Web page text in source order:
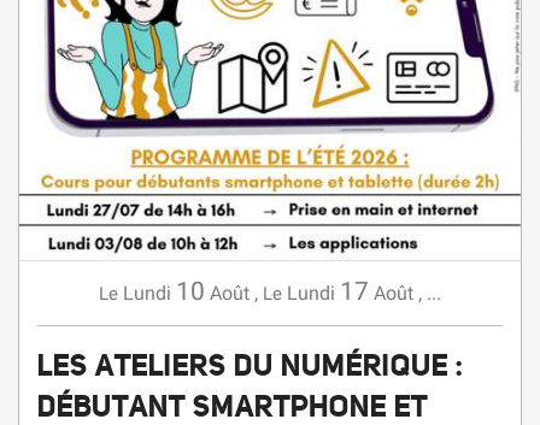
Le Lundi 10 Août , Le Lundi 17 Août , ...
LES ATELIERS DU NUMÉRIQUE :
DÉBUTANT SMARTPHONE ET